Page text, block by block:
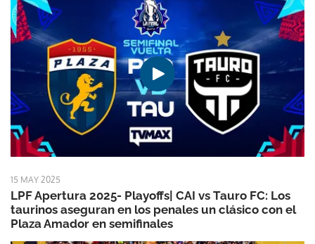
15 MAY 2025
LPF Apertura 2025- Playoffs| CAI vs Tauro FC: Los
taurinos aseguran en los penales un clásico con el
Plaza Amador en semifinales